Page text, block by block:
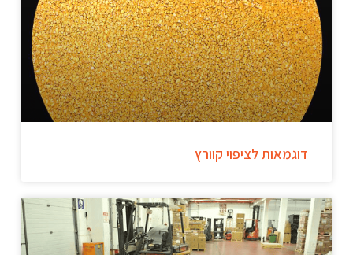
דוגמאות לציפוי קוורץ